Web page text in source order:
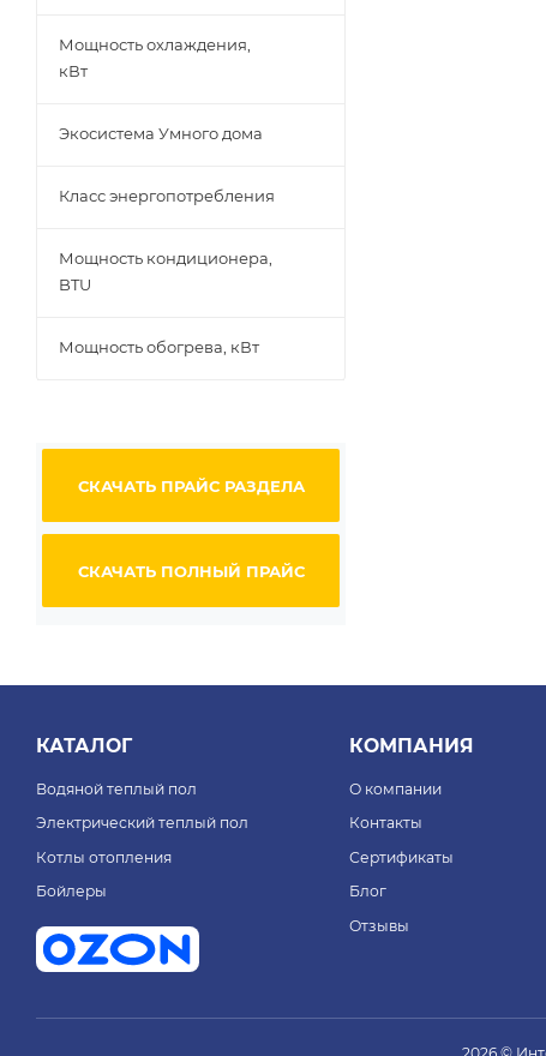
Мощность охлаждения,
кВт
Экосистема Умного дома
Класс энергопотребления
Мощность кондиционера,
BTU
Мощность обогрева, кВт
СКАЧАТЬ ПРАЙС РАЗДЕЛА
СКАЧАТЬ ПОЛНЫЙ ПРАЙС
КАТАЛОГ
Водяной теплый пол
Электрический теплый пол
Котлы отопления
Бойлеры
КОМПАНИЯ
О компании
Контакты
Сертификаты
Блог
Отзывы